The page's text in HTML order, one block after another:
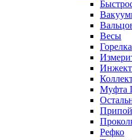
Весы
Горелка
Муфта
Рефко